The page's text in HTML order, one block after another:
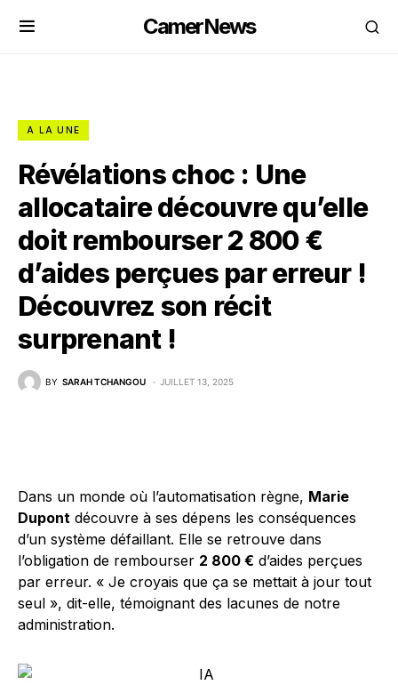
CamerNews
A LA UNE
Révélations choc : Une
allocataire découvre qu’elle
doit rembourser 2 800 €
d’aides perçues par erreur !
Découvrez son récit
surprenant !
BY SARAH TCHANGOU JUILLET 13, 2025
Dans un monde où l’automatisation règne, Marie
Dupont découvre à ses dépens les conséquences
d’un système défaillant. Elle se retrouve dans
l’obligation de rembourser 2 800 € d’aides perçues
par erreur. « Je croyais que ça se mettait à jour tout
seul », dit-elle, témoignant des lacunes de notre
administration.